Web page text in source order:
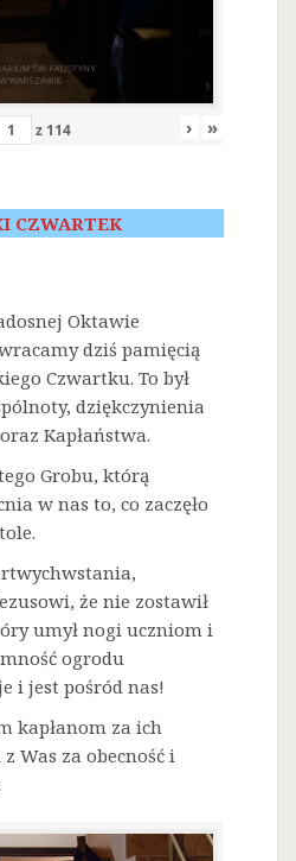
z 114 › »
CZWARTEK
Oktawie
dziś pamięcią
Czwartku. To był
dziękczynienia
Kapłaństwa.
Grobu, którą
w nas to, co zaczęło
że nie zostawił
umył nogi uczniom i
ogrodu
i jest pośród nas!
kapłanom za ich
Was za obecność i